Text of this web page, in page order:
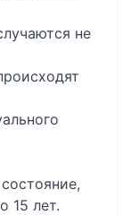
не
15 лет.